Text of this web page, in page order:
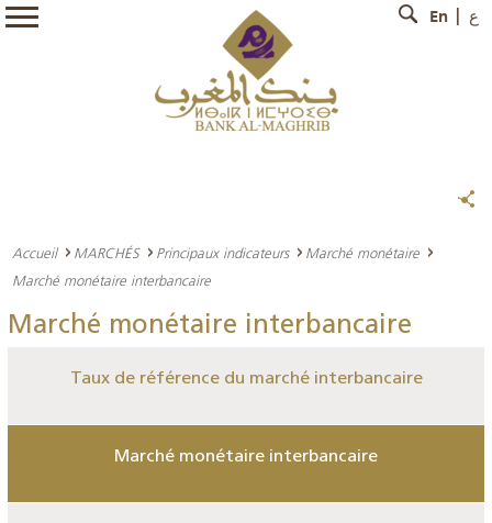
En ع
Accueil MARCHÉS Principaux indicateurs
Marché monétaire
Marché monétaire interbancaire
Marché monétaire interbancaire
Taux de référence du marché interbancaire
Marché monétaire interbancaire